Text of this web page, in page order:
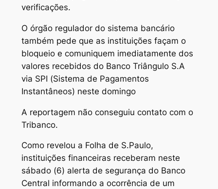
verificações.
O órgão regulador do sistema bancário
também pede que as instituições façam o
bloqueio e comuniquem imediatamente dos
valores recebidos do Banco Triângulo S.A
via SPI (Sistema de Pagamentos
Instantâneos) neste domingo
A reportagem não conseguiu contato com o
Tribanco.
Como revelou a Folha de S.Paulo,
instituições financeiras receberam neste
sábado (6) alerta de segurança do Banco
Central informando a ocorrência de um